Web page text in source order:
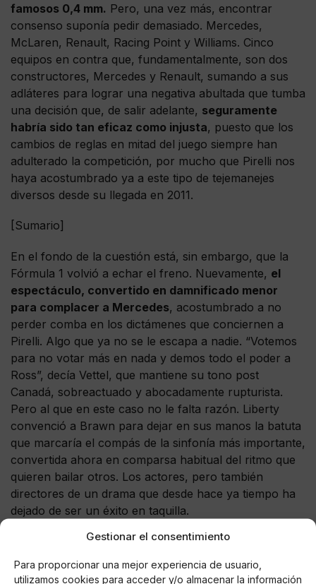
Gestionar el consentimiento
Para proporcionar una mejor experiencia de usuario,
utilizamos cookies para acceder y/o almacenar la información
famosos 0,4 mm. Pero, una vez más, encontrar
consenso suponía pedir demasiado. Mercedes,
McLaren, Renault, Racing Point y Williams. Cinco
equipos en contra que, fundamentalmente, son dos
constructores, Mercedes y Renault, sumando a sus
adláteres para lograr una negativa abultada que tumba
una decisión que, de salir adelante, seguramente
habría sido tan eficaz como injusta, puesto que los
cambios de reglas en mitad del juego siempre han
adulterado la competición, por mucho que Pirelli nos
haya acostumbrado ya a este tipo de tejemanejes
diversos desde su llegada en 2011.
[Sumario]
En el fondo de la cuestión está, sin embargo, que la
Fórmula 1 volvió a echar el freno. Nuevamente, el
espectáculo, convertido en damnificado menor
para complacer a Mercedes, acostumbrado a no
perder comba en los dictámenes que conciernen a
Pirelli. Algo que ya no se le escapa a nadie. “Votemos
para no votar más en nada y demos todo el poder a
Ross”, decía Vettel, que mantiene su tono post
Canadá, sobreactuado y abocadamente rupturista.
Pero al que en este caso no le falta razón. Liberty
convenció a Brawn para dejar en sus manos la batuta
que marcaría el compás de la sinfonía más importante,
convertida ahora en comparsa habitual del ritmo que
quieren bailar otros. Los actores, pero también
directores de un drama que desde hace ya tiempo ha
dejado de ser un éxito en taquilla.